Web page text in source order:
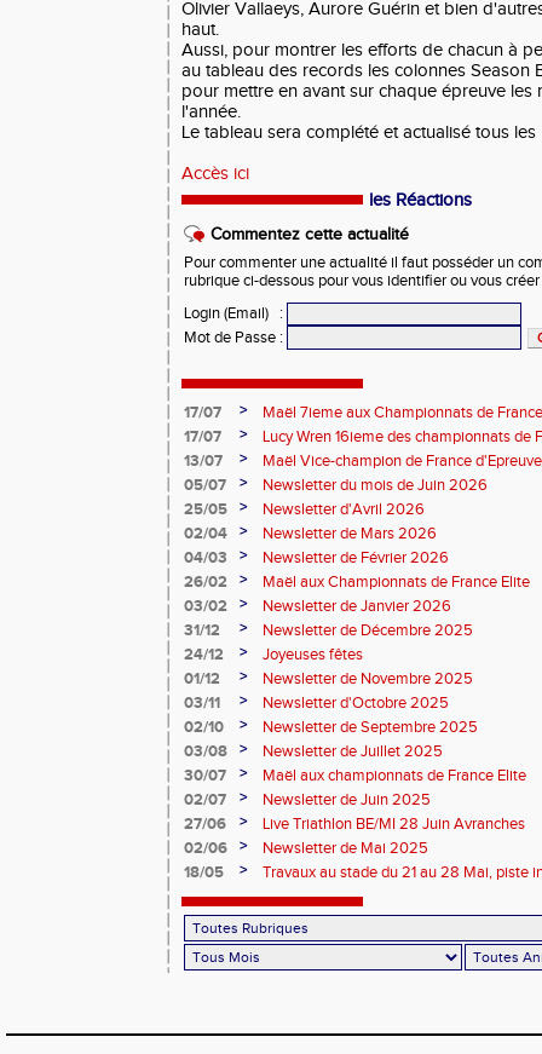
Olivier Vallaeys, Aurore Guérin et bien
haut.
Aussi, pour montrer les efforts de chacun à
au tableau des records les colonnes Season
pour mettre en avant sur chaque épreuve les
l'année.
Le tableau sera complété et actualisé tous les
Accès ici
les Réactions
Commentez cette actualité
Pour commenter une actualité il faut posséder un
rubrique ci-dessous pour vous identifier ou vous
Login (Email)
:
Mot de Passe :
17/07 >
Maël 7ieme aux Championnats de
17/07
>
Lucy Wren 16ieme des championnats de
perche
13/07 >
Maël Vice-champion de France
05/07
>
Newsletter du mois de Juin 2026
25/05
>
Newsletter d'Avril 2026
02/04
>
Newsletter de Mars 2026
04/03
>
Newsletter de Février 2026
26/02
>
Maël aux Championnats de France Elite
03/02
>
Newsletter de Janvier 2026
31/12
>
Newsletter de Décembre 2025
24/12
>
Joyeuses fêtes
01/12
>
Newsletter de Novembre 2025
03/11
>
Newsletter d'Octobre 2025
02/10
>
Newsletter de Septembre 2025
03/08
>
Newsletter de Juillet 2025
30/07
>
Maël aux championnats de France Elite
02/07
>
Newsletter de Juin 2025
27/06
>
Live Triathlon BE/MI 28 Juin Avranches
02/06
>
Newsletter de Mai 2025
18/05
> Travaux au stade du 21 au 28 Mai, piste